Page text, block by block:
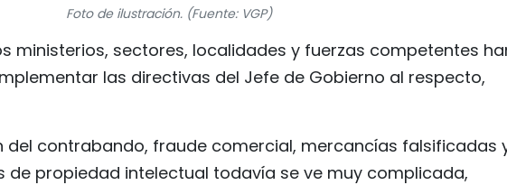
Foto de ilustración. (Fuente: VGP)
ministerios, sectores, localidades y fuerzas competentes
las directivas del Jefe de Gobierno al respecto,
del contrabando, fraude comercial, mercancías falsificadas
de propiedad intelectual todavía se ve muy complicada,